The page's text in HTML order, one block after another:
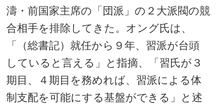
濤・前国家主席の「団派」の２大派閥の競
合相手を排除してきた。オング氏は、
「（総書記）就任から９年、習派が台頭
していると言える」と指摘、「習氏が３
期目、４期目を務めれば、習派による体
制支配を可能にする基盤ができる」と述